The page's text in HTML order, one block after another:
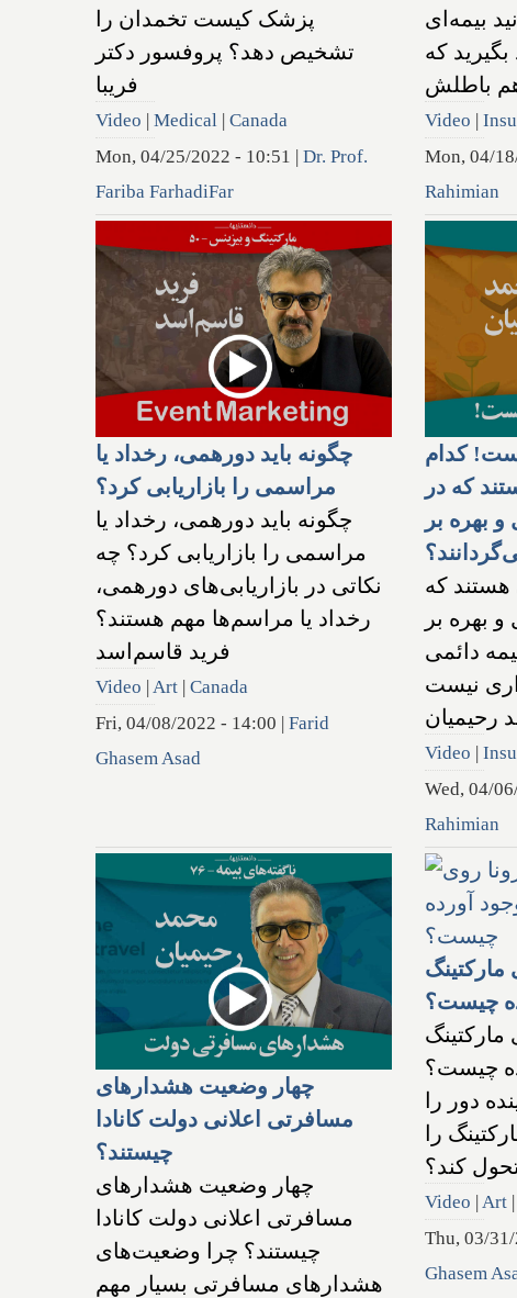
پزشک کیست تخمدان را
تشخیص دهد؟ پروفسور دکتر
فریبا
Video | Medical | Canada
Mon, 04/25/2022 - 10:51 | Dr. Prof.
Fariba FarhadiFar
بیمه‌ای
که
باطلش
Video |
Mon, 04/
Rahimian
چگونه باید دورهمی، رخداد یا
مراسمی را بازاریابی کرد؟
چگونه باید دورهمی، رخداد یا
مراسمی را بازاریابی کرد؟ چه
نکاتی در بازاریابی‌های دورهمی،
رخداد یا مراسم‌ها مهم هستند؟
فرید قاسم‌اسد
Video |Art | Canada
Fri, 04/08/2022 - 14:00 | Farid
Ghasem Asad
کدام
که در
بهره بر
هستند که
بهره بر
دائمی
نیست
رحیمیان
Video |
Wed, 04/
Rahimian
چهار وضعیت هشدارهای
مسافرتی اعلانی دولت کانادا
چیستند؟
چهار وضعیت هشدارهای
مسافرتی اعلانی دولت کانادا
چیستند؟ چرا وضعیت‌های
هشدارهای مسافرتی بسیار مهم
مارکتینگ
چیست؟
مارکتینگ
چیست؟
دور را
را
کند؟
Video |Art |
Thu, 03/
Ghasem